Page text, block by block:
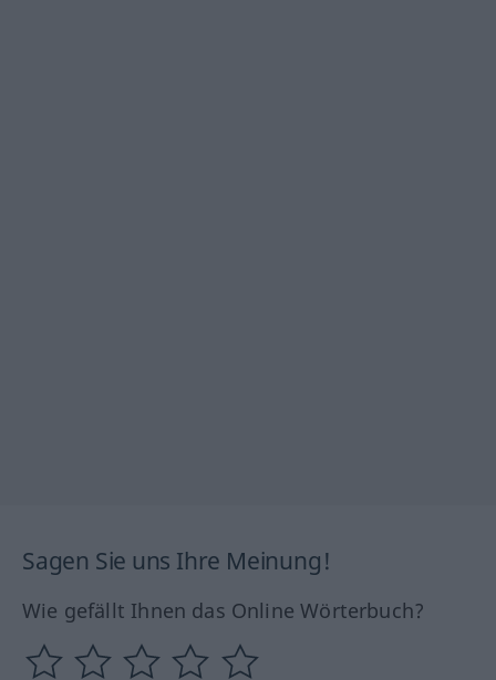
Sagen Sie uns Ihre Meinung!
Wie gefällt Ihnen das Online Wörterbuch?